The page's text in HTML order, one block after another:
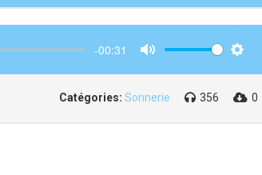
-00:31
Catégories: Sonnerie 356 0